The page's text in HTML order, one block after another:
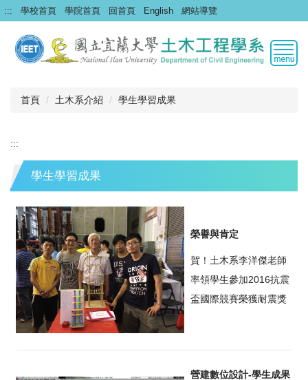
跳
到
要
::: 學校首頁 學院首頁 回首頁 English 網站導覽
首頁 土木系介紹 學生學習成果
:::
學生學習成果
榮譽與肯定
賀！土木系李洋傑老師
率領學生參加2016抗震
盃國際競賽榮獲耐震獎
營建數位設計-學生成果